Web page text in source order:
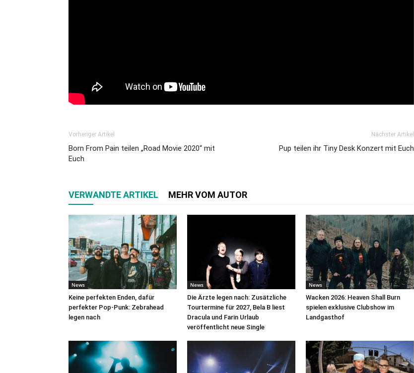
Vorheriger Artikel
Born From Pain teilen „Road Movie 2020“ mit
Euch
Nächster Artikel
Pup teilen ihr Tiny Desk Konzert mit Euch
VERWANDTE ARTIKEL MEHR VOM AUTOR
News
Keine perfekten Enden, dafür
perfekter Pop-Punk: Zebrahead
legen nach
News
Die Ärzte legen nach: Zusätzliche
Tourtermine für 2027, Bela B liest
Dracula und Farin Urlaub
veröffentlicht neue Single
News
Wacken 2026: Heaven Shall Burn
spielen exklusive Clubshow im
Landgasthof